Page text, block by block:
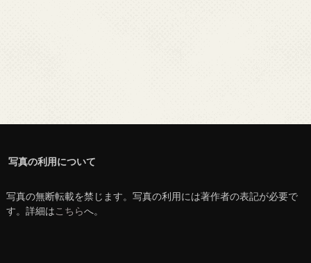
写真の利用について
写真の無断転載を禁じます。写真の利用には著作者の表記が必要で
す。詳細はこちらへ。